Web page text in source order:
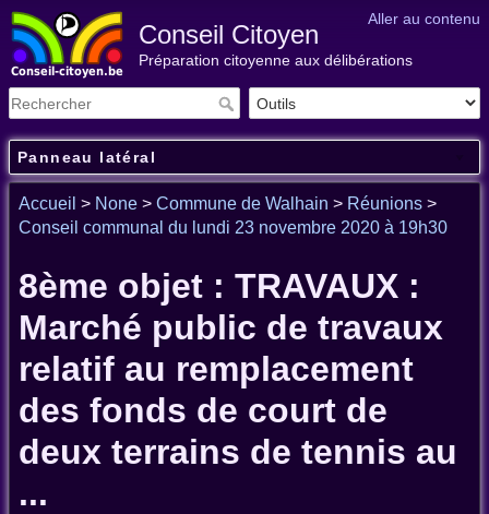
Aller au contenu
Conseil Citoyen
Préparation citoyenne aux délibérations
Panneau latéral
Accueil > None > Commune de Walhain > Réunions >
Conseil communal du lundi 23 novembre 2020 à 19h30
8ème objet : TRAVAUX :
Marché public de travaux
relatif au remplacement
des fonds de court de
deux terrains de tennis au
...